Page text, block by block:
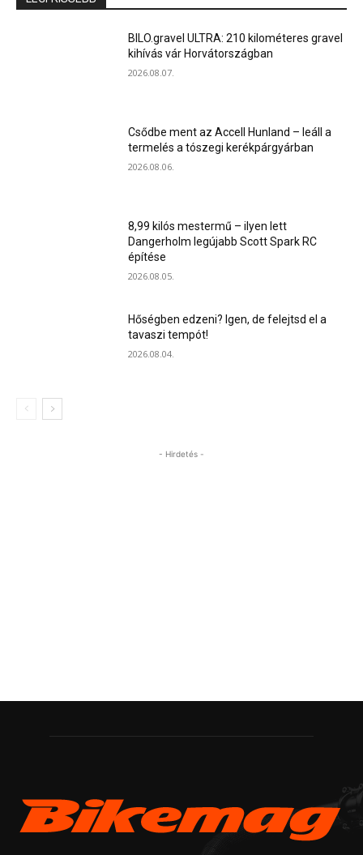
BILO.gravel ULTRA: 210 kilométeres gravel
kihívás vár Horvátországban
2026.08.07.
Csődbe ment az Accell Hunland – leáll a
termelés a tószegi kerékpárgyárban
2026.08.06.
8,99 kilós mestermű – ilyen lett
Dangerholm legújabb Scott Spark RC
építése
2026.08.05.
Hőségben edzeni? Igen, de felejtsd el a
tavaszi tempót!
2026.08.04.
- Hirdetés -